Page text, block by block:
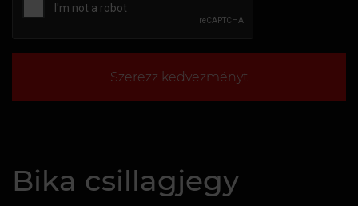
Szerezz kedvezményt
Bika csillagjegy